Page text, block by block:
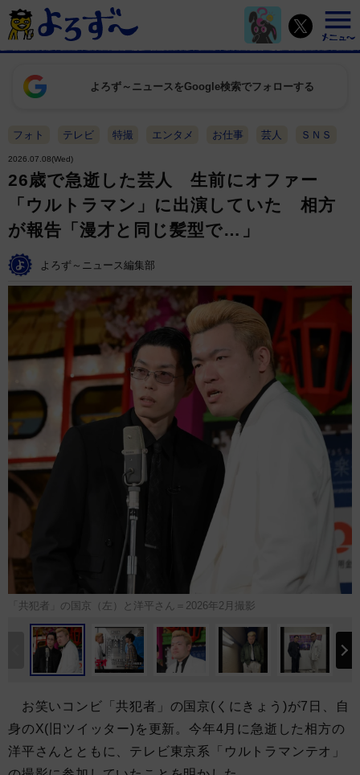
よろず～ニュースをGoogle検索でフォローする
フォト テレビ 特撮 エンタメ お仕事 芸人 ＳＮＳ
2026.07.08(Wed)
26歳で急逝した芸人 生前にオファー
「ウルトラマン」に出演していた 相方
が報告「漫才と同じ髪型で…」
よろず～ニュース編集部
「共犯者」の国京（左）と洋平さん＝2026年2月撮影
お笑いコンビ「共犯者」の国京(くにきょう)が7日、自
身のX(旧ツイッター)を更新。今年4月に急逝した相方の
洋平さんとともに、テレビ東京系「ウルトラマンテオ」